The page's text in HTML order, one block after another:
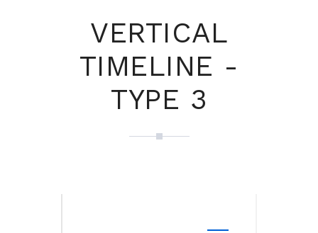
VERTICAL
TIMELINE -
TYPE 3